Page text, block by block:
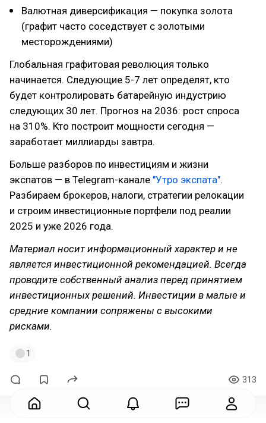
Валютная диверсификация — покупка золота
(графит часто соседствует с золотыми
месторождениями)
Глобальная графитовая революция только
начинается. Следующие 5-7 лет определят, кто
будет контролировать батарейную индустрию
следующих 30 лет. Прогноз на 2036: рост спроса
на 310%. Кто построит мощности сегодня —
заработает миллиарды завтра.
Больше разборов по инвестициям и жизни
экспатов — в Telegram-канале "Утро экспата".
Разбираем брокеров, налоги, стратегии релокации
и строим инвестиционные портфели под реалии
2025 и уже 2026 года.
Материал носит информационный характер и не
является инвестиционной рекомендацией. Всегда
проводите собственный анализ перед принятием
инвестиционных решений. Инвестиции в малые и
средние компании сопряжены с высокими
рисками.
1
313